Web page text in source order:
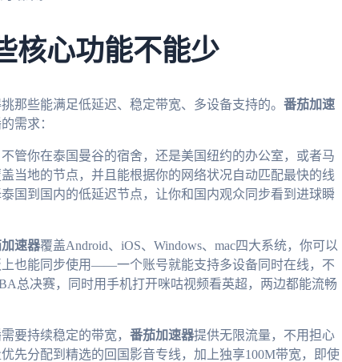
核心功能不能少
那些能满足低延迟、稳定带宽、多设备支持的。 番茄加速
需求：
管你在泰国曼谷的宿舍，还是美国纽约的办公室，或者马
当地的节点，并且能根据你的网络状况自动匹配最快的线
国到国内的低延迟节点，让你和国内观众同步看到进球瞬
速器覆盖Android、iOS、Windows、mac四大系统，你可以
也能同步使用——一个账号就能支持多设备同时在线，不
总决赛，同时用手机打开咪咕视频看英超，两边都能流畅
要持续稳定的带宽， 番茄加速器提供无限流量，不用担心
先分配到精选的回国影音专线，加上独享100M带宽，即使